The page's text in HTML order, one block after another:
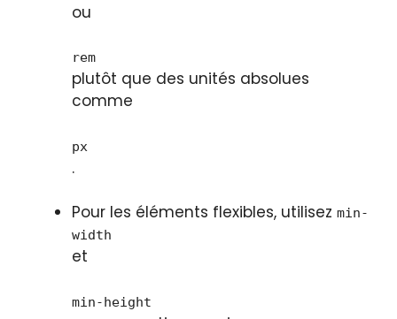
ou
rem
plutôt que des unités absolues
comme
px
.
Pour les éléments flexibles, utilisez min-
width
et
min-height